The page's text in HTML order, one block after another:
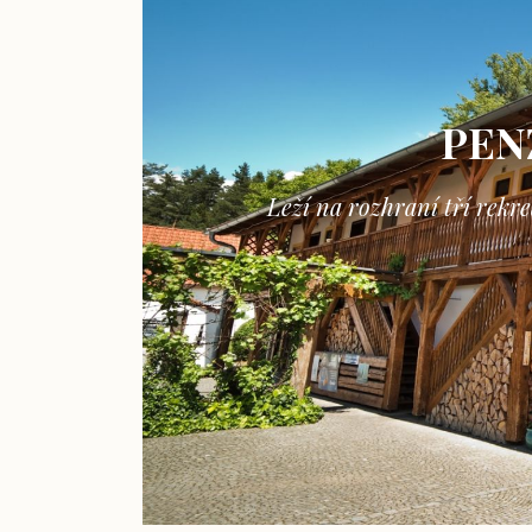
Leží na rozhraní tří